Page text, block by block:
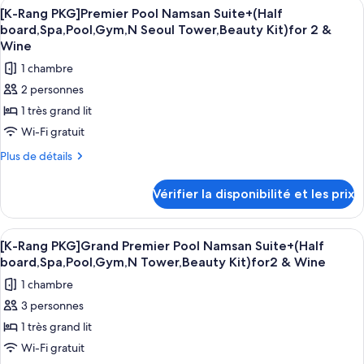
&
Wine
Pool
Namsan
+
(Half
board,Spa,Pool,Gym,N
Seoul
Tower,Beauty
for
Wine
de
chambre
[K-
Rang
PKG]
Premier
Pool
Namsan
+
board,Spa,Pool,Gym,N
for
&
Wine
Afficher
toutes
les
photos
pour
ce
type
de
chambre :
PKG]Premier
Pool
Namsan
Suite+
(Half
board,Spa,Pool,Gym,N
Seoul
Tower,Beauty
4
[K-Rang PKG]Premier Pool Namsan Suite+(Half
board,Spa,Pool,Gym,N Seoul Tower,Beauty Kit)for 2 &
Wine
1 chambre
2 personnes
1 très grand lit
Wi-Fi gratuit
Plus de détails
Plus
le
type
de
chambre
Rang
PKG]Premier
Namsan
Suite+
Vérifier la disponibilité et les prix
Afficher
toutes
les
photos
pour
ce
type
Une chambre d’hôtel moderne
7
[K-Rang PKG]Grand Premier Pool Namsan Suite+(Half
board,Spa,Pool,Gym,N Tower,Beauty Kit)for2 & Wine
1 chambre
3 personnes
1 très grand lit
Wi-Fi gratuit